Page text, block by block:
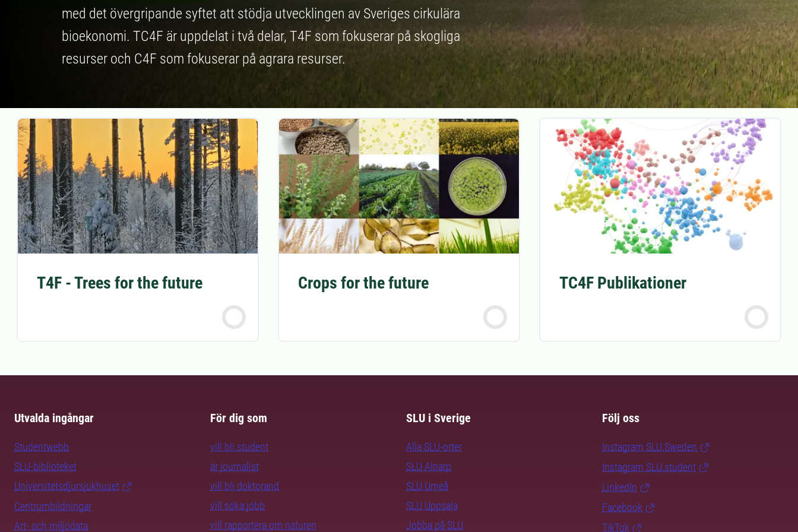
med det övergripande syftet att stödja utvecklingen av Sveriges cirkulära
bioekonomi. TC4F är uppdelat i två delar, T4F som fokuserar på skogliga
resurser och C4F som fokuserar på agrara resurser.
T4F - Trees for the future Crops for the future TC4F Publikationer
Utvalda ingångar
Studentwebb
SLU-biblioteket
Universitetsdjursjukhuset
Centrumbildningar
Art- och miljödata
För dig som
vill bli student
är journalist
vill bli doktorand
vill söka jobb
vill rapportera om naturen
SLU i Sverige
Alla SLU-orter
SLU Alnarp
SLU Umeå
SLU Uppsala
Jobba på SLU
Följ oss
Instagram SLU.Sweden
Instagram SLU.student
LinkedIn
Facebook
TikTok